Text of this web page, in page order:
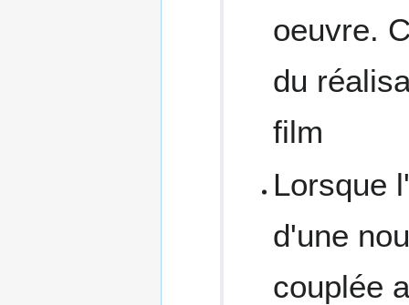
oeuvre.
du
film
Lorsque
d'une
couplée